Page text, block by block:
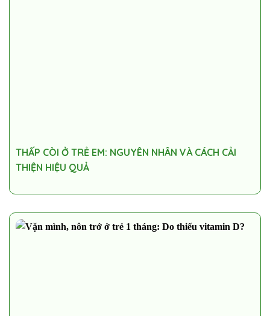
THẤP CÒI Ở TRẺ EM: NGUYÊN NHÂN VÀ CÁCH CẢI
THIỆN HIỆU QUẢ